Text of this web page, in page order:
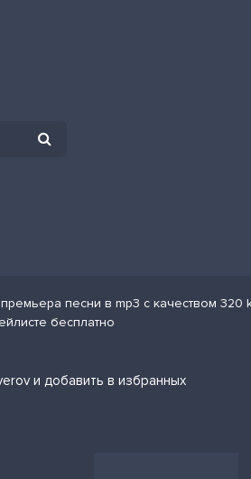
песни в mp3 с качеством 320
бесплатно
и добавить в избранных